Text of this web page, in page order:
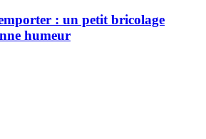
: un petit bricolage
humeur